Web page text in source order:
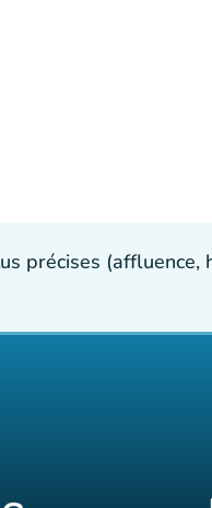
précises